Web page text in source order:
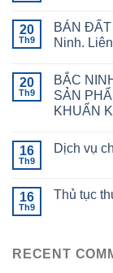
20
Th9
BÁN
Ninh.
20
Th9
BẮC
SẢN
KHUẨN
16
Th9
Dịch vụ
16
Th9
Thủ tục
RECENT